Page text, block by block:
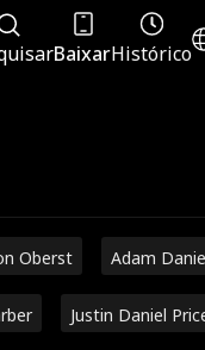
BaixarHistórico
Oberst Adam
Justin Daniel